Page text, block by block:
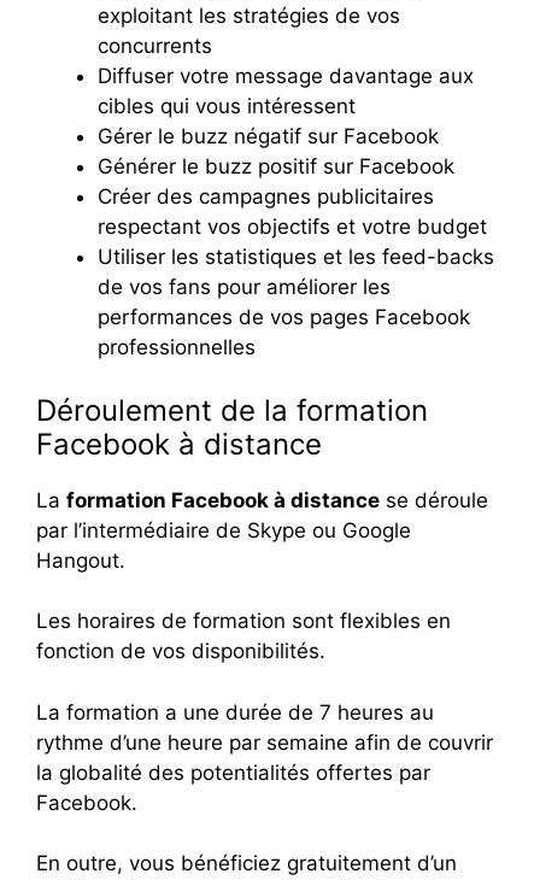
exploitant les stratégies de vos
concurrents
Diffuser votre message davantage aux
cibles qui vous intéressent
Gérer le buzz négatif sur Facebook
Générer le buzz positif sur Facebook
Créer des campagnes publicitaires
respectant vos objectifs et votre budget
Utiliser les statistiques et les feed-backs
de vos fans pour améliorer les
performances de vos pages Facebook
professionnelles
Déroulement de la formation
Facebook à distance
La formation Facebook à distance se déroule
par l’intermédiaire de Skype ou Google
Hangout.
Les horaires de formation sont flexibles en
fonction de vos disponibilités.
La formation a une durée de 7 heures au
rythme d’une heure par semaine afin de couvrir
la globalité des potentialités offertes par
Facebook.
En outre, vous bénéficiez gratuitement d’un